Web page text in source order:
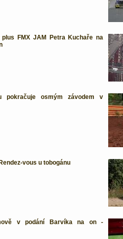
plus FMX JAM Petra Kuchaře na
pokračuje osmým závodem v
vous u tobogánu
v podání Barvíka na on -